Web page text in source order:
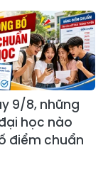
9/8, những
học nào
điểm chuẩn